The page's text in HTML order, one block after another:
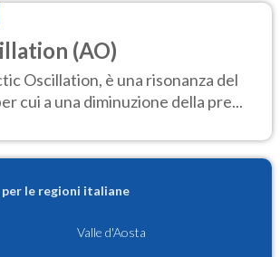
(AO)
Oscillation, è una risonanza del
cui a una diminuzione della pre...
le regioni italiane
Valle d'Aosta